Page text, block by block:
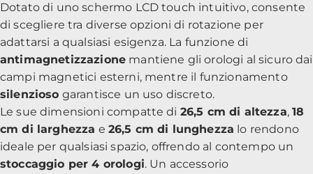
Dotato di uno schermo LCD touch intuitivo, consente
di scegliere tra diverse opzioni di rotazione per
adattarsi a qualsiasi esigenza. La funzione di
antimagnetizzazione mantiene gli orologi al sicuro dai
campi magnetici esterni, mentre il funzionamento
silenzioso garantisce un uso discreto.
Le sue dimensioni compatte di 26,5 cm di altezza,18
cm di larghezza e 26,5 cm di lunghezza lo rendono
ideale per qualsiasi spazio, offrendo al contempo un
stoccaggio per 4 orologi. Un accessorio